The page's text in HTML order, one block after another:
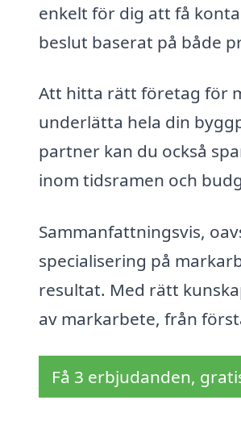
enkelt för dig att få
beslut baserat på både
Att hitta rätt företag för
underlätta hela din
partner kan du också
inom tidsramen och
Sammanfattningsvis,
specialisering på
resultat. Med rätt
av markarbete, från
Få 3 erbjudanden,